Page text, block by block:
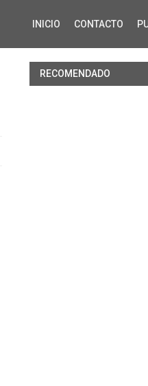
INICIO CONTACTO
RECOMENDADO